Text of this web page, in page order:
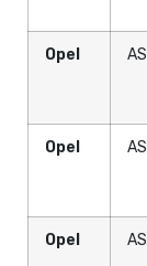
Opel
Opel
Opel